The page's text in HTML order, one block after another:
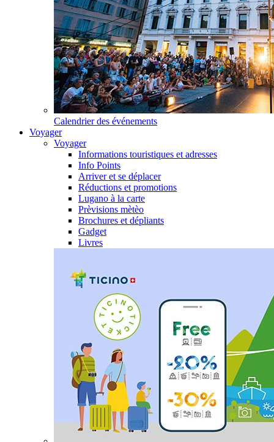
Calendrier des événements
Voyager
Voyager
Informations touristiques et adresses
Info Points
Arriver et se déplacer
Réductions et promotions
Lugano à la carte
Prèvisions mètèo
Brochures et dépliants
Gadget
Livres